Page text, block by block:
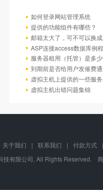
如何登录网站管理系统
提供的功能组件有哪些？
邮箱太大了，可不可以换
ASP连接access数据库例程
服务器租用（托管）是多
到期前是否给用户发催费
虚拟主机上提供的一些服
虚拟主机出错问题集锦
关于我们 | 联系我们 | 付款方式
|
技有限公司, All Rights Reserved.